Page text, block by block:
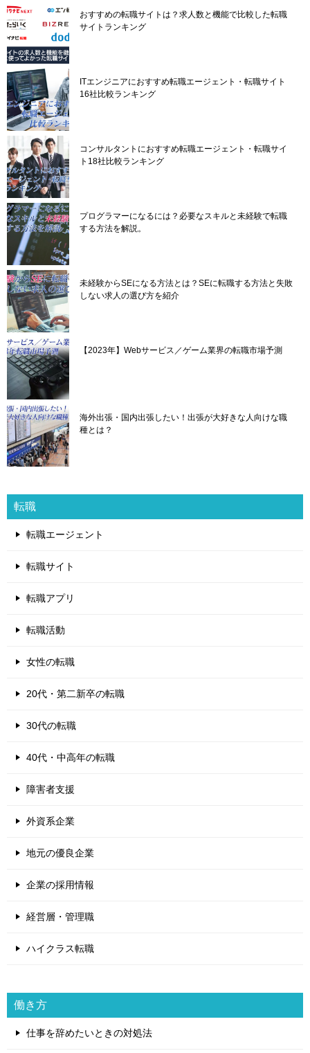
おすすめの転職サイトは？求人数と機能で比較した転職
サイトランキング
ITエンジニアにおすすめ転職エージェント・転職サイト
16社比較ランキング
コンサルタントにおすすめ転職エージェント・転職サイ
ト18社比較ランキング
プログラマーになるには？必要なスキルと未経験で転職
する方法を解説。
未経験からSEになる方法とは？SEに転職する方法と失敗
しない求人の選び方を紹介
【2023年】Webサービス／ゲーム業界の転職市場予測
海外出張・国内出張したい！出張が大好きな人向けな職
種とは？
転職
転職エージェント
転職サイト
転職アプリ
転職活動
女性の転職
20代・第二新卒の転職
30代の転職
40代・中高年の転職
障害者支援
外資系企業
地元の優良企業
企業の採用情報
経営層・管理職
ハイクラス転職
働き方
仕事を辞めたいときの対処法